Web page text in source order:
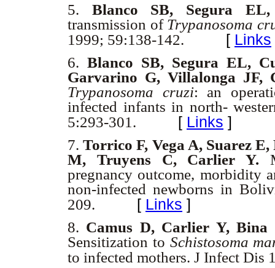
5. Blanco SB, Segura
transmission of Trypanosoma
1999; 59:138-142.
[ Links
6. Blanco SB, Segura EL,
Garvarino G, Villalonga
Trypanosoma cruzi: an
infected infants in north-
5:293-301.
[ Links ]
7.Torrico F, Vega A, Suarez
M, Truyens C, Carlier Y.
pregnancy outcome, morbidity
non-infected newborns in
209.
[ Links ]
8. Camus D, Carlier Y,
Sensitization to Schistosoma
to infected mothers. J Infect